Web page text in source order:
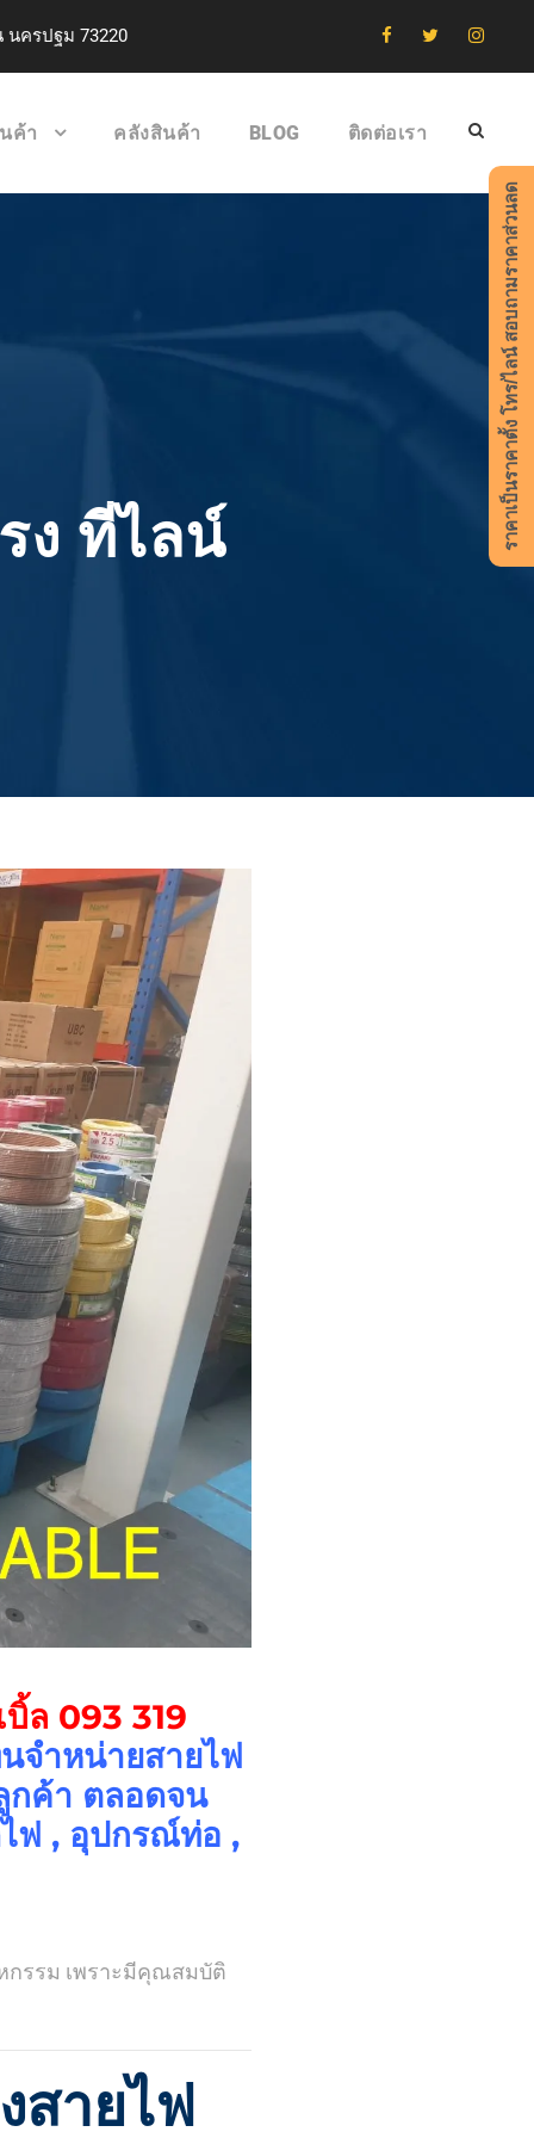
นครปฐม 73220
ค้า คลังสินค้า BLOG ติดต่อเรา
ง ที่ไลน์
บิ้ล 093 319
จำหน่ายสายไฟ
กค้า ตลอดจน
ฟ , อุปกรณ์ท่อ ,
กรรม เพราะมีคุณสมบัติ
ายไฟ
ราคาเป็นราคาตั้ง โทร/ไลน์ สอบถามราคาส่วนลด